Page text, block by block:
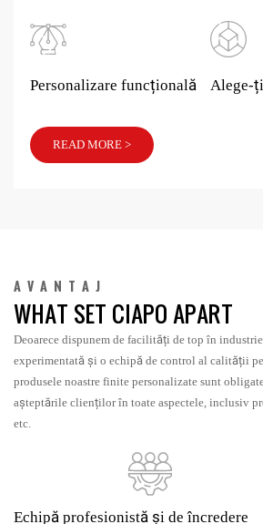
Personalizare funcțională Alege-
READ MORE >
AVANTAJ
WHAT SET CIAPO APART
Deoarece dispunem de facilități de top în
experimentată și o echipă de control al calității
produsele noastre finite personalizate sunt
așteptările clienților în toate aspectele, inclusiv
etc.
Echipă profesionistă și de încredere